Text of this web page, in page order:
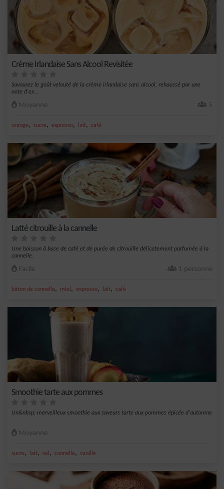
Crème Irlandaise Sans Alcool Revisitée
Savourez le goût velouté de la crème irlandaise sans alcool, rehaussé par une
note d'ex...
Moyenne 5
orange, sucre, expresso, lait, café
Latté citrouille à la cannelle
Une boisson à base de café et de purée de citrouille délicatement parfumée à la
cannelle.
Facile 1 personne
bâton de cannelle, miel , expresso, lait, café
Smoothie tarte aux pommes
Un&nbsp; merveilleux smoothie aux saveurs tarte aux pommes épicée d'automne
Moyenne
sucre, lait, sel , cannelle, vanille